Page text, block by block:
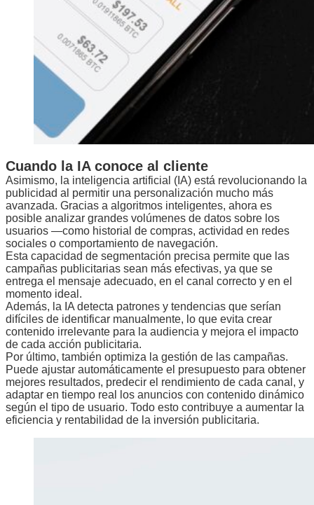
Cuando la IA conoce al cliente
Asimismo, la inteligencia artificial (IA) está revolucionando la
publicidad al permitir una personalización mucho más
avanzada. Gracias a algoritmos inteligentes, ahora es
posible analizar grandes volúmenes de datos sobre los
usuarios —como historial de compras, actividad en redes
sociales o comportamiento de navegación.
Esta capacidad de segmentación precisa permite que las
campañas publicitarias sean más efectivas, ya que se
entrega el mensaje adecuado, en el canal correcto y en el
momento ideal.
Además, la IA detecta patrones y tendencias que serían
difíciles de identificar manualmente, lo que evita crear
contenido irrelevante para la audiencia y mejora el impacto
de cada acción publicitaria.
Por último, también optimiza la gestión de las campañas.
Puede ajustar automáticamente el presupuesto para obtener
mejores resultados, predecir el rendimiento de cada canal, y
adaptar en tiempo real los anuncios con contenido dinámico
según el tipo de usuario. Todo esto contribuye a aumentar la
eficiencia y rentabilidad de la inversión publicitaria.